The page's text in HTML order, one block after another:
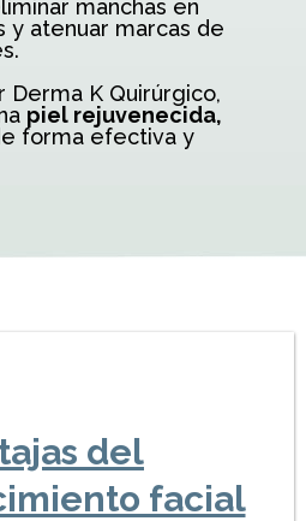
manchas en
y atenuar marcas de
Derma K Quirúrgico,
piel rejuvenecida,
forma efectiva y
del
facial